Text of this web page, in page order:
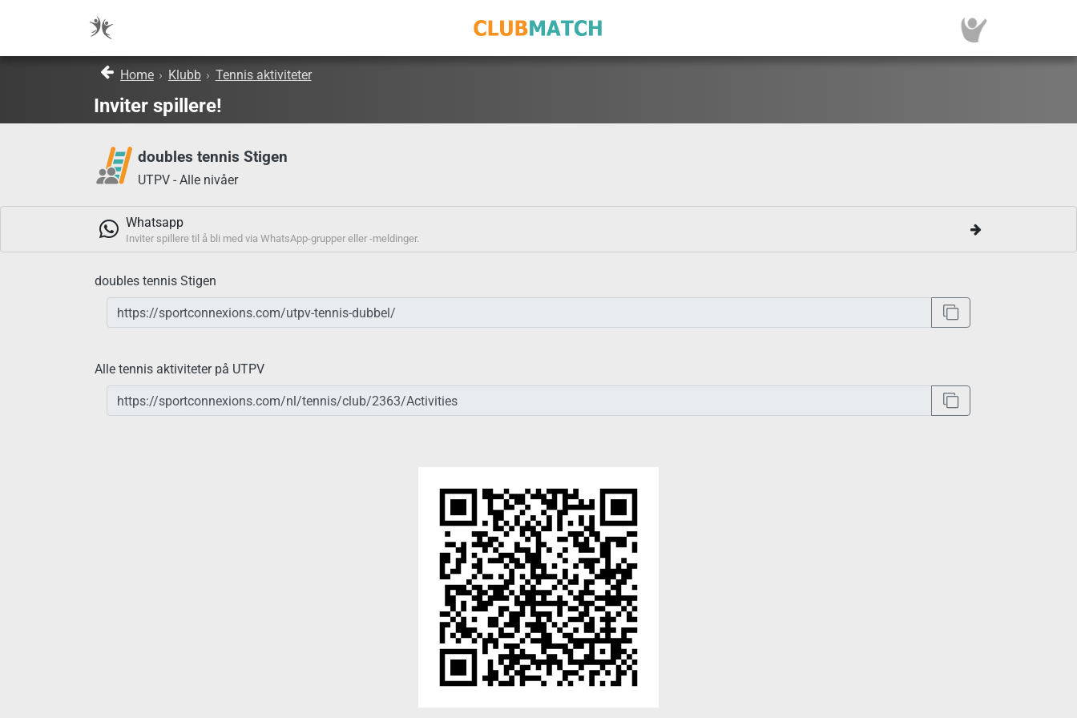
Home › Klubb › Tennis aktiviteter
Inviter spillere!
doubles tennis Stigen
UTPV - Alle nivåer
Whatsapp
Inviter spillere til å bli med via WhatsApp-grupper eller -meldinger.
doubles tennis Stigen
Alle tennis aktiviteter på UTPV